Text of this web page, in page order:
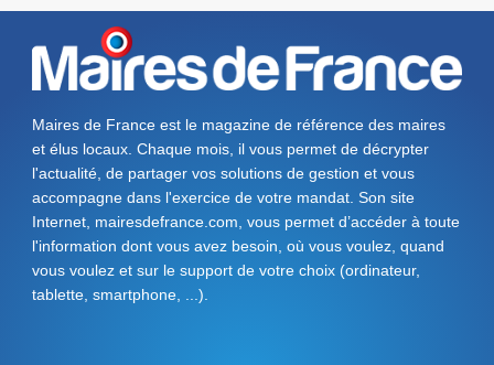
Maires de France est le magazine de référence des maires
et élus locaux. Chaque mois, il vous permet de décrypter
l'actualité, de partager vos solutions de gestion et vous
accompagne dans l'exercice de votre mandat. Son site
Internet, mairesdefrance.com, vous permet d’accéder à toute
l'information dont vous avez besoin, où vous voulez, quand
vous voulez et sur le support de votre choix (ordinateur,
tablette, smartphone, ...).